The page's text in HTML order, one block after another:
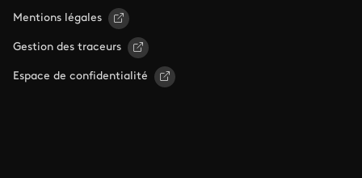
Mentions légales
Gestion des traceurs
Espace de confidentialité